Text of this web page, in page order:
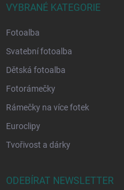
VYBRANÉ KATEGORIE
Fotoalba
Svatební fotoalba
Dětská fotoalba
Fotorámečky
Rámečky na více fotek
Euroclipy
Tvořivost a dárky
ODEBÍRAT NEWSLETTER